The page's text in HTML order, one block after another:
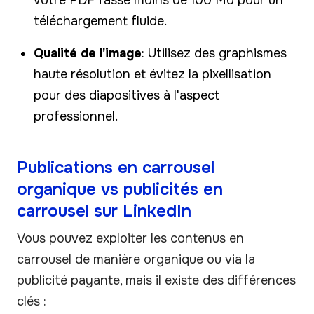
téléchargement fluide.
Qualité de l'image: Utilisez des graphismes
haute résolution et évitez la pixellisation
pour des diapositives à l'aspect
professionnel.
Publications en carrousel
organique vs publicités en
carrousel sur LinkedIn
Vous pouvez exploiter les contenus en
carrousel de manière organique ou via la
publicité payante, mais il existe des différences
clés :